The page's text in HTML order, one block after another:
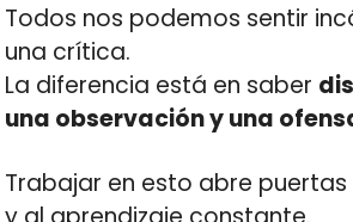
Todos nos podemos sentir
una crítica.
La diferencia está en saber
una observación y una
Trabajar en esto abre